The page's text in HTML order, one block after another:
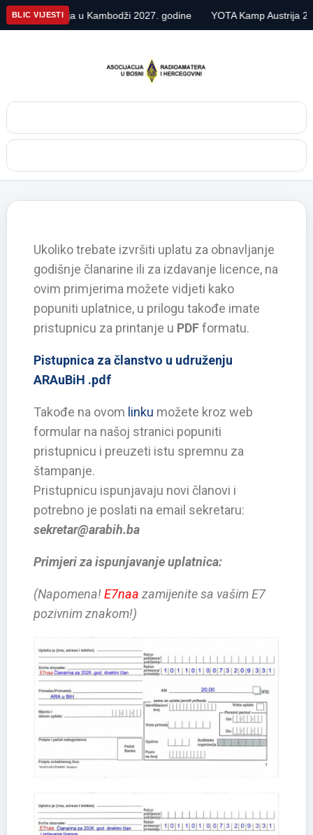
BLIC VIJESTI
ekspedicija u Kambodži 2027. godine YOTA Kamp Austrija 2026
Ukoliko trebate izvršiti uplatu za obnavljanje
godišnje članarine ili za izdavanje licence, na
ovim primjerima možete vidjeti kako
popuniti uplatnice, u prilogu takođe imate
pristupnicu za printanje u PDFformatu.
Pistupnica za članstvo u udruženju
ARAuBiH .pdf
Takođe na ovom linku možete kroz web
formular na našoj stranici popuniti
pristupnicu i preuzeti istu spremnu za
štampanje.
Pristupnicu ispunjavaju novi članovi i
potrebno je poslati na email sekretaru:
sekretar@arabih.ba
Primjeri za ispunjavanje uplatnica:
(Napomena!E7naa zamijenite sa vašim E7
pozivnim znakom!)